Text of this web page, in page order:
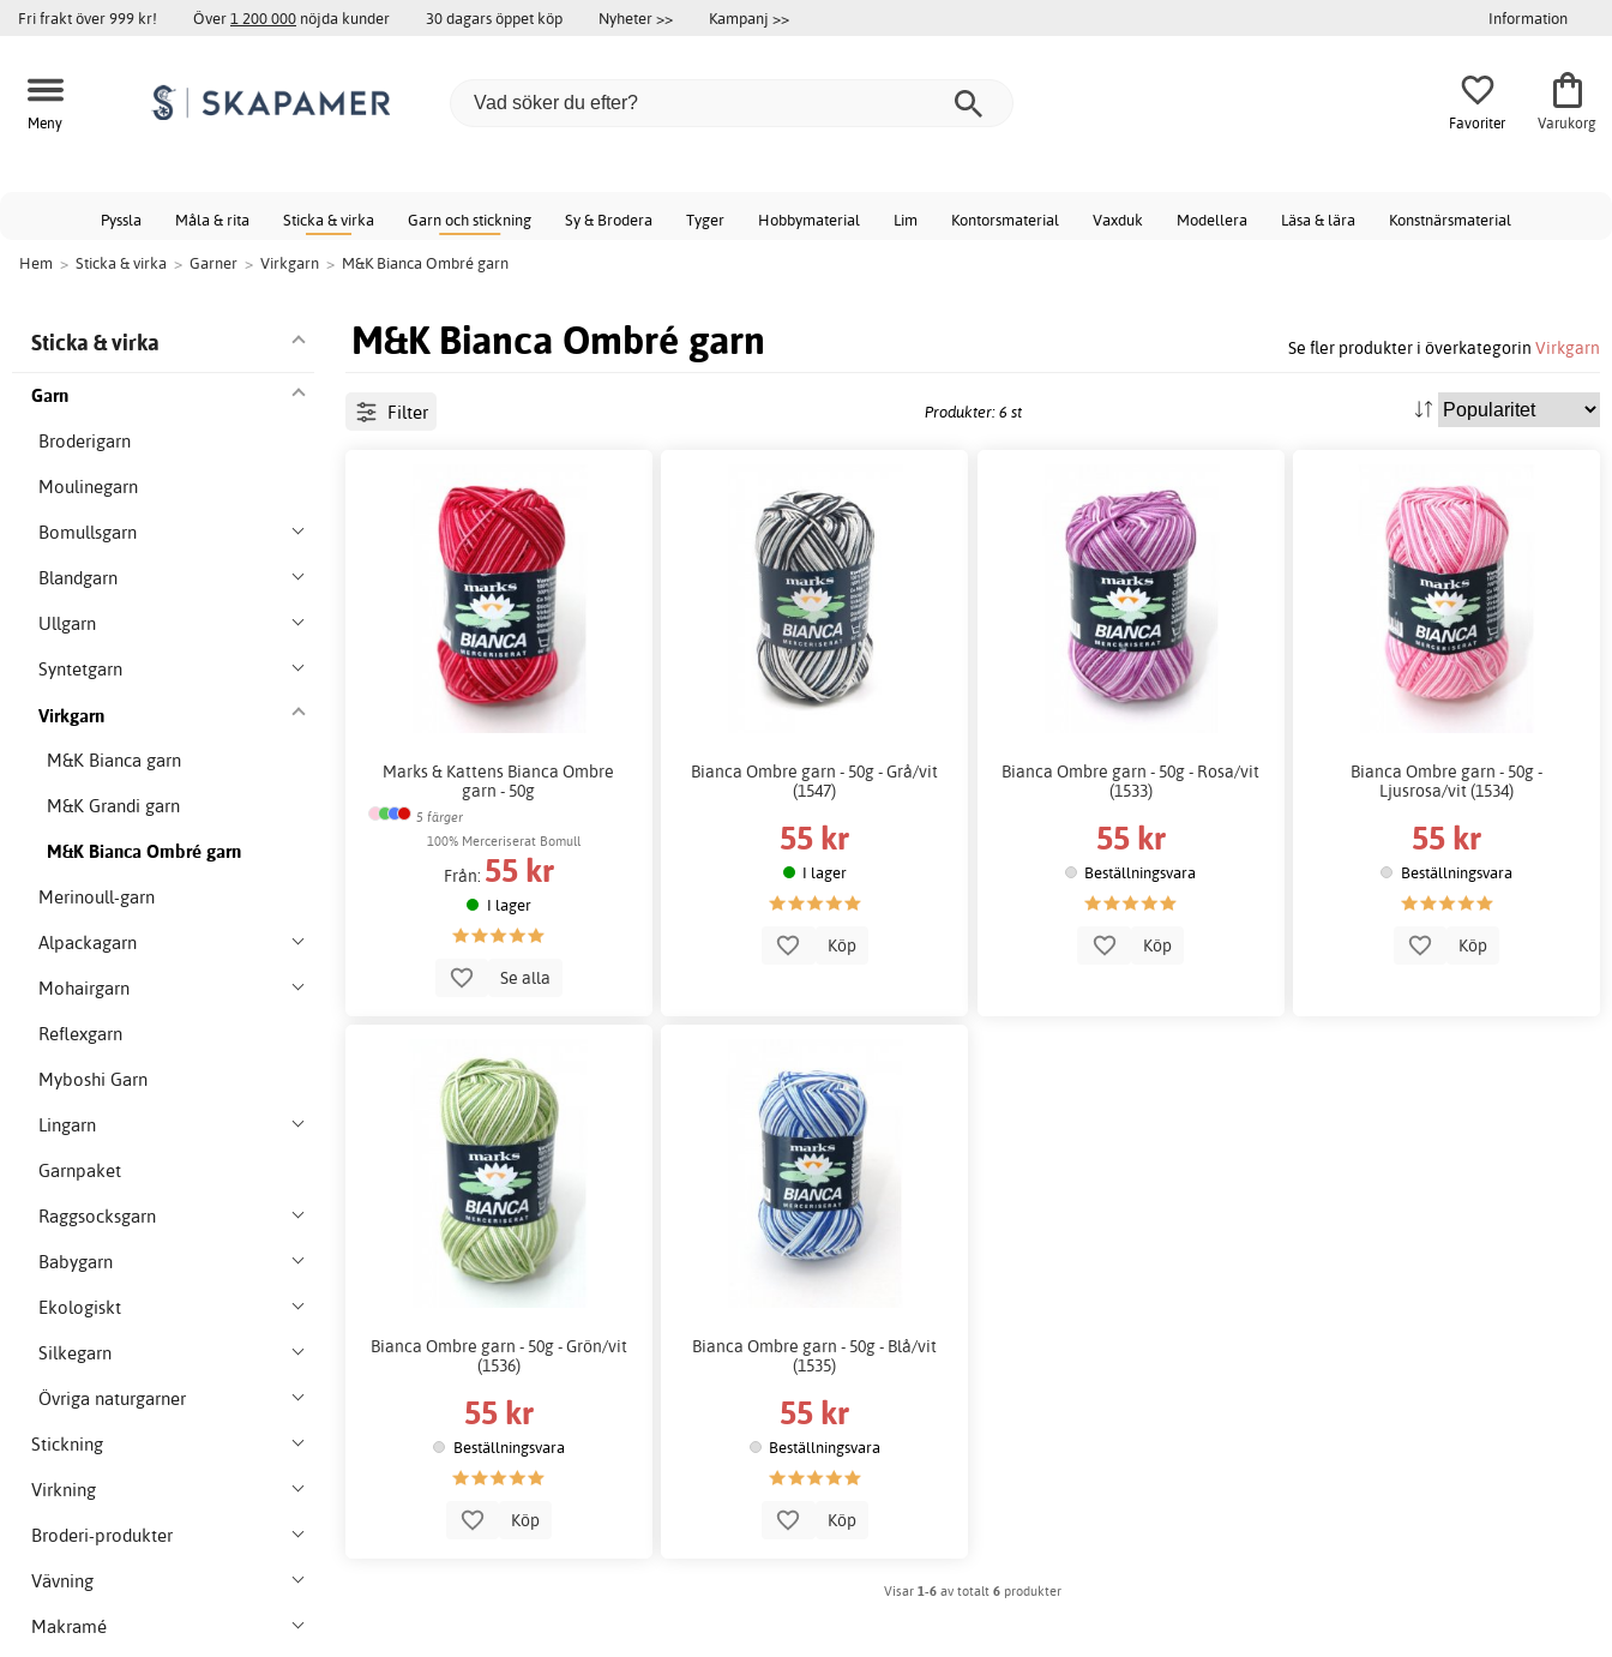
Fri frakt över 999 kr! Över1 200 000 nöjda kunder 30 dagars öppet köp Nyheter >> Kampanj >> Information
Meny Favoriter Varukorg
Pyssla Måla & rita Sticka & virka Garn och stickning Sy & Brodera Tyger Hobbymaterial Lim Kontorsmaterial Vaxduk Modellera Läsa & lära Konstnärsmaterial
Hem > Sticka & virka > Garner > Virkgarn > M&K Bianca Ombré garn
M&K Bianca Ombré garn Se fler produkter i överkategorin Virkgarn
Sticka & virka
Garn
Broderigarn
Moulinegarn
Bomullsgarn
Blandgarn
Ullgarn
Syntetgarn
Virkgarn
M&K Bianca garn
M&K Grandi garn
M&K Bianca Ombré garn
Merinoull-garn
Alpackagarn
Mohairgarn
Reflexgarn
Myboshi Garn
Lingarn
Garnpaket
Raggsocksgarn
Babygarn
Ekologiskt
Silkegarn
Övriga naturgarner
Stickning
Virkning
Broderi-produkter
Vävning
Makramé
Filter Produkter: 6 st
Marks & Kattens Bianca Ombre
garn - 50g
5 färger
100% Merceriserat Bomull
Från: 55 kr
I lager
Se alla
Bianca Ombre garn - 50g - Grå/vit
(1547)
55 kr
I lager
Köp
Bianca Ombre garn - 50g - Rosa/vit
(1533)
55 kr
Beställningsvara
Köp
Bianca Ombre garn - 50g -
Ljusrosa/vit (1534)
55 kr
Beställningsvara
Köp
Bianca Ombre garn - 50g - Grön/vit
(1536)
55 kr
Beställningsvara
Köp
Bianca Ombre garn - 50g - Blå/vit
(1535)
55 kr
Beställningsvara
Köp
Visar1-6 av totalt6 produkter